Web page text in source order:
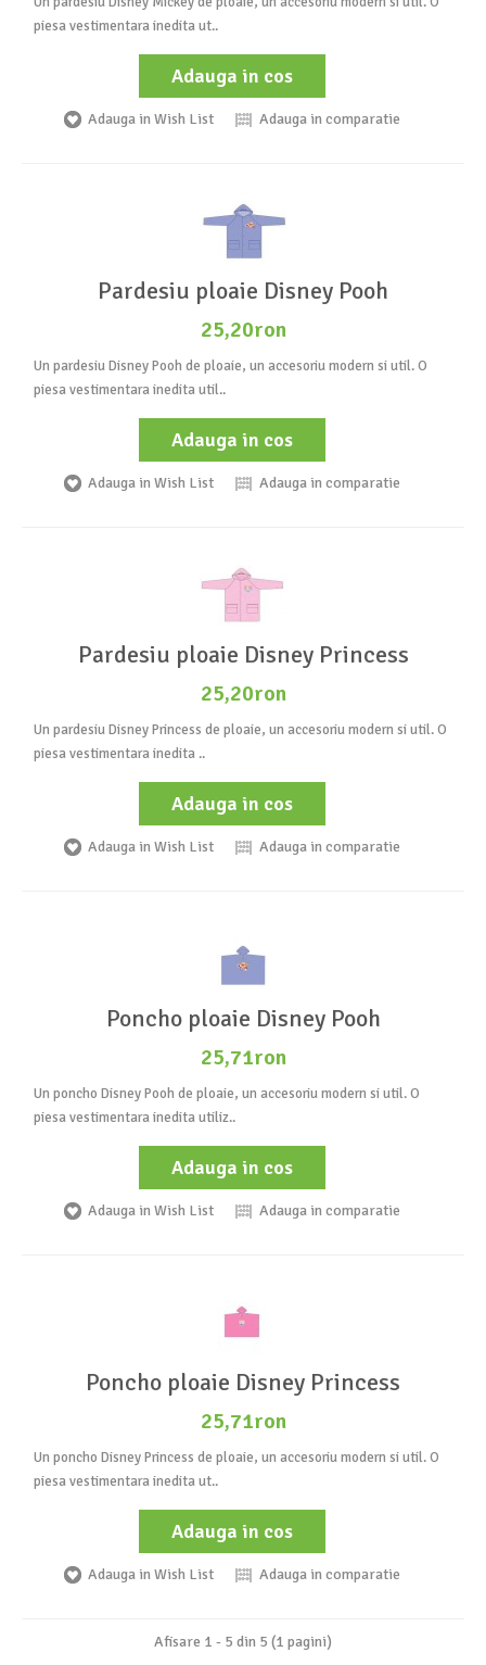
piesa vestimentara inedita ut..
Adauga in cos
Adauga in Wish List Adauga in comparatie
Pardesiu ploaie Disney Pooh
25,20ron
Un pardesiu Disney Pooh de ploaie, un accesoriu modern si util. O
piesa vestimentara inedita util..
Adauga in cos
Adauga in Wish List Adauga in comparatie
Pardesiu ploaie Disney Princess
25,20ron
Un pardesiu Disney Princess de ploaie, un accesoriu modern si util. O
piesa vestimentara inedita ..
Adauga in cos
Adauga in Wish List Adauga in comparatie
Poncho ploaie Disney Pooh
25,71ron
Un poncho Disney Pooh de ploaie, un accesoriu modern si util. O
piesa vestimentara inedita utiliz..
Adauga in cos
Adauga in Wish List Adauga in comparatie
Poncho ploaie Disney Princess
25,71ron
Un poncho Disney Princess de ploaie, un accesoriu modern si util. O
piesa vestimentara inedita ut..
Adauga in cos
Adauga in Wish List Adauga in comparatie
Afisare 1 - 5 din 5 (1 pagini)